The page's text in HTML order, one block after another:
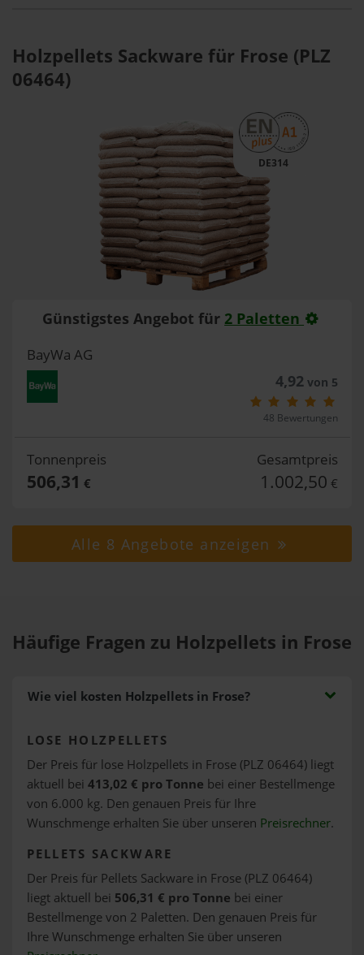
Holzpellets Sackware für Frose (PLZ
06464)
DE314
Günstigstes Angebot für 2 Paletten
BayWa AG
4,92von 5
48 Bewertungen
Tonnenpreis
506,31 €
Gesamtpreis
1.002,50 €
Alle 8 Angebote anzeigen
Häufige Fragen zu Holzpellets in Frose
Wie viel kosten Holzpellets in Frose?
LOSE HOLZPELLETS
Der Preis für lose Holzpellets in Frose (PLZ 06464) liegt
aktuell bei 413,02 € pro Tonne bei einer Bestellmenge
von 6.000 kg. Den genauen Preis für Ihre
Wunschmenge erhalten Sie über unseren Preisrechner.
PELLETS SACKWARE
Der Preis für Pellets Sackware in Frose (PLZ 06464)
liegt aktuell bei 506,31 € pro Tonne bei einer
Bestellmenge von 2 Paletten. Den genauen Preis für
Ihre Wunschmenge erhalten Sie über unseren